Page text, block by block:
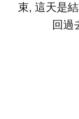
束, 這天是
回過